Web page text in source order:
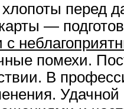
перед
—
с
помехи.
В